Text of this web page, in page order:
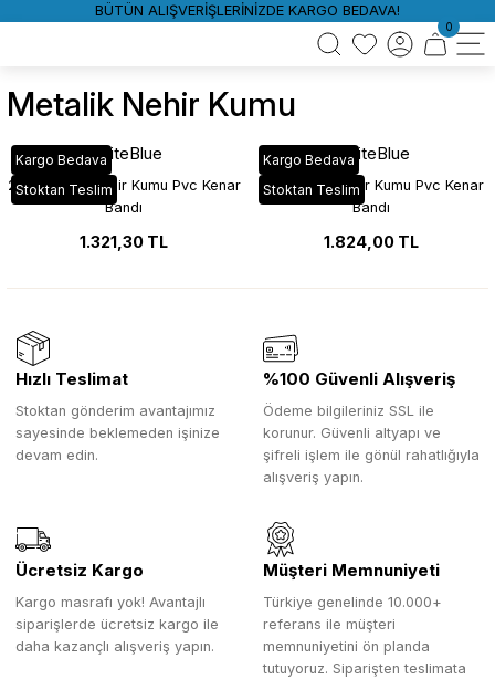
BÜTÜN ALIŞVERİŞLERİNİZDE KARGO BEDAVA!
0
Metalik Nehir Kumu
Kargo Bedava
Stoktan Teslim
WhiteBlue
204 Metalik Nehir Kumu Pvc Kenar
Bandı
1.321,30 TL
Kargo Bedava
Stoktan Teslim
WhiteBlue
94 Metalik Nehir Kumu Pvc Kenar
Bandı
1.824,00 TL
Hızlı Teslimat
Stoktan gönderim avantajımız
sayesinde beklemeden işinize
devam edin.
%100 Güvenli Alışveriş
Ödeme bilgileriniz SSL ile
korunur. Güvenli altyapı ve
şifreli işlem ile gönül rahatlığıyla
alışveriş yapın.
Ücretsiz Kargo
Kargo masrafı yok! Avantajlı
siparişlerde ücretsiz kargo ile
daha kazançlı alışveriş yapın.
Müşteri Memnuniyeti
Türkiye genelinde 10.000+
referans ile müşteri
memnuniyetini ön planda
tutuyoruz. Siparişten teslimata